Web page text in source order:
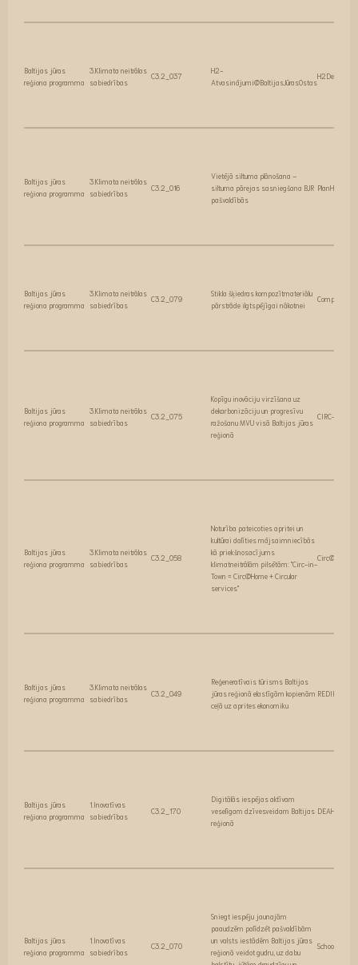
Baltijas jūras
reģiona programma
3.Klimata neitrālas
sabiedrības
C3.2_037
H2-
Atvasinājumi@BaltijasJūrasOstas
H2Deri@BSP
Baltijas jūras
reģiona programma
3.Klimata neitrālas
sabiedrības
C3.2_016
Vietējā siltuma plānošana –
siltuma pārejas sasniegšana BJR
pašvaldībās
PlanHeat
Baltijas jūras
reģiona programma
3.Klimata neitrālas
sabiedrības
C3.2_079
Stikla šķiedras kompozītmateriālu
pārstrāde ilgtspējīgai nākotnei
Baltijas jūras
reģiona programma
3.Klimata neitrālas
sabiedrības
C3.2_075
Kopīgu inovāciju virzīšana uz
dekarbonizāciju un progresīvu
ražošanu MVU visā Baltijas jūras
reģionā
CIRC-2-
Baltijas jūras
reģiona programma
3.Klimata neitrālas
sabiedrības
C3.2_058
Noturība pateicoties apritei un
kultūrai dalīties mājsaimniecībās
kā priekšnosacījums
klimatneitrālām pilsētām: "Circ-in-
Town = Circ@Home + Circular
services"
Circ@Home
Baltijas jūras
reģiona programma
3.Klimata neitrālas
sabiedrības
C3.2_049
Reģeneratīvais tūrisms Baltijas
jūras reģionā elastīgām kopienām
ceļā uz aprites ekonomiku
REDIRECT
Baltijas jūras
reģiona programma
1.Inovatīvas
sabiedrības
C3.2_170
Digitālās iespējas aktīvam
veselīgam dzīvesveidam Baltijas
reģionā
DEAHL
Baltijas jūras
reģiona programma
1.Inovatīvas
sabiedrības
C3.2_070
Sniegt iespēju jaunajām
paaudzēm palīdzēt pašvaldībām
un valsts iestādēm Baltijas jūras
reģionā veidot gudru, uz dabu